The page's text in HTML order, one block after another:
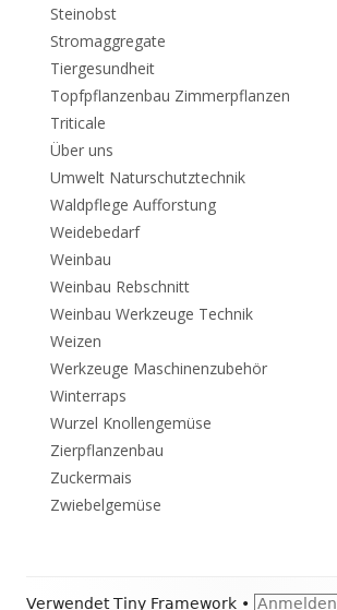
Steinobst
Stromaggregate
Tiergesundheit
Topfpflanzenbau Zimmerpflanzen
Triticale
Über uns
Umwelt Naturschutztechnik
Waldpflege Aufforstung
Weidebedarf
Weinbau
Weinbau Rebschnitt
Weinbau Werkzeuge Technik
Weizen
Werkzeuge Maschinenzubehör
Winterraps
Wurzel Knollengemüse
Zierpflanzenbau
Zuckermais
Zwiebelgemüse
Footer
VerwendetTiny Framework • Anmelden